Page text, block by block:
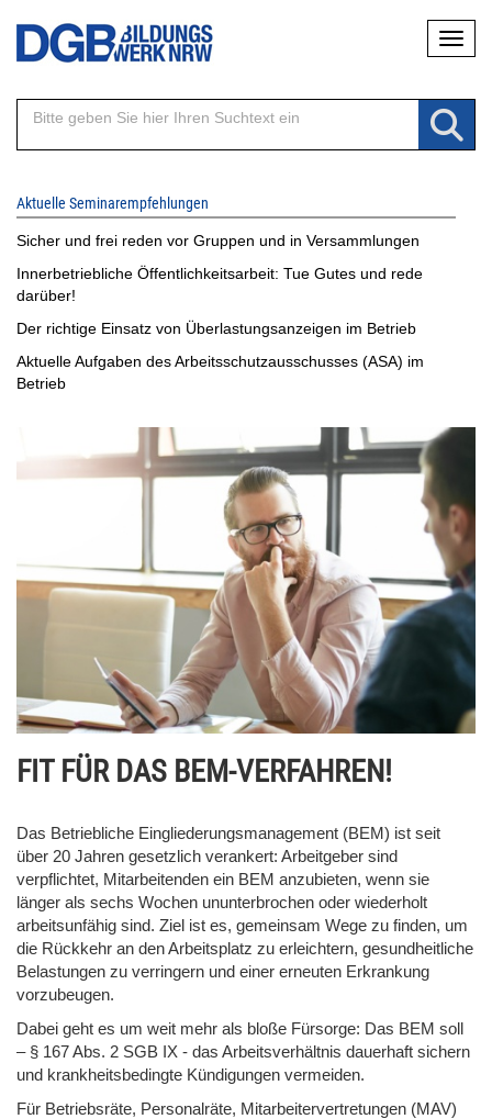
Direkt
Inhalt
Aktuelle Seminarempfehlungen
Sicher und frei reden vor Gruppen und in Versammlungen
Innerbetriebliche Öffentlichkeitsarbeit: Tue Gutes und rede
darüber!
Der richtige Einsatz von Überlastungsanzeigen im Betrieb
Aktuelle Aufgaben des Arbeitsschutzausschusses (ASA) im
Betrieb
FIT FÜR DAS BEM-VERFAHREN!
Das Betriebliche Eingliederungsmanagement (BEM) ist seit
über 20 Jahren gesetzlich verankert: Arbeitgeber sind
verpflichtet, Mitarbeitenden ein BEM anzubieten, wenn sie
länger als sechs Wochen ununterbrochen oder wiederholt
arbeitsunfähig sind. Ziel ist es, gemeinsam Wege zu finden, um
die Rückkehr an den Arbeitsplatz zu erleichtern, gesundheitliche
Belastungen zu verringern und einer erneuten Erkrankung
vorzubeugen.
Dabei geht es um weit mehr als bloße Fürsorge: Das BEM soll
– § 167 Abs. 2 SGB IX - das Arbeitsverhältnis dauerhaft sichern
und krankheitsbedingte Kündigungen vermeiden.
Für Betriebsräte, Personalräte, Mitarbeitervertretungen (MAV)